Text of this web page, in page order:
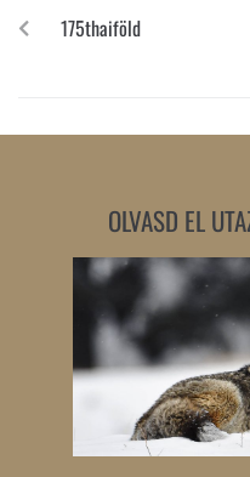
175thaiföld
OLVASD EL